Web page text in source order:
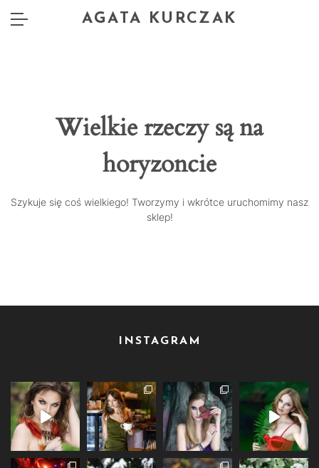
AGATA KURCZAK
Wielkie rzeczy są na
horyzoncie
Szykuje się coś wielkiego! Tworzymy i wkrótce uruchomimy nasz
sklep!
INSTAGRAM